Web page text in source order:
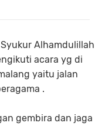
Alhamdulillah
acara yg di
yaitu jalan
.
gembira dan jaga